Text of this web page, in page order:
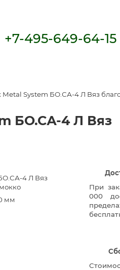
+7-495-649-64-15
System БО.СА-4 Л Вяз
БО.СА-4 Л Вяз
4 Л Вяз
мм
При
000